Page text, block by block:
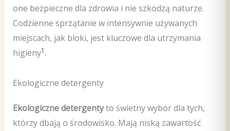
one bezpieczne dla zdrowia i nie szkodzą naturze.
Codzienne sprzątanie w intensywnie używanych
miejscach, jak bloki, jest kluczowe dla utrzymania
higieny1 .
Ekologiczne detergenty
Ekologiczne detergentyto świetny wybór dla tych,
którzy dbają o środowisko. Mają niską zawartość